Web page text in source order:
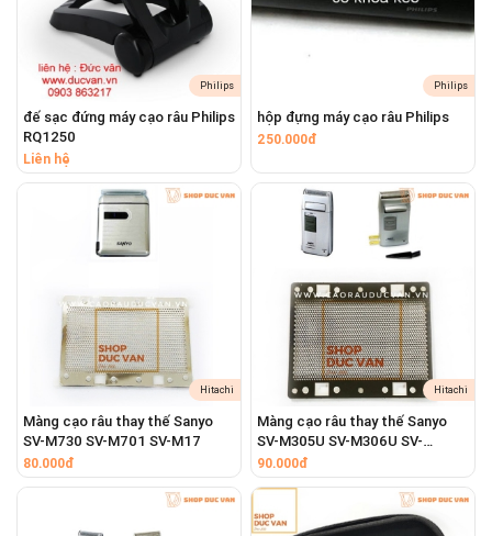
Email :ducvanco@gmail.com
Khách đến mua trực tiếp, có giao hàng toàn quốc, nhận hàng trả
Hoặc chuyển khoản tùy ý
Ngân hàng : Vietcombank .chi nhánh Q5 ,Tp HCM
Số TK : 05 11 00 37 63 522
Chủ TK : Trần Minh Đức
Đức Vânluôn giữ uy tín bất cứ đâu
Hãy lưu địa chỉ này cho người thân
www.maycaorau.com.vn
cảm ơn đã quan tâm và lưu nhớ
Philips
đế sạc đứng máy cạo râu Philips
RQ1250
Liên hệ
Philips
hộp đựng máy cạo râu Philips
250.000đ
Hitachi
Màng cạo râu thay thế Sanyo
SV-M730 SV-M701 SV-M17
80.000đ
Hitachi
Màng cạo râu thay thế Sanyo
SV-M305U SV-M306U SV-
M308U
90.000đ